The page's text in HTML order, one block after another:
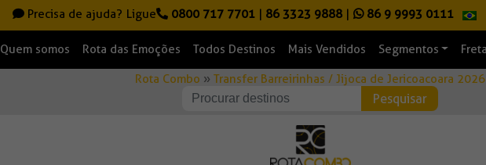
Precisa de ajuda? Ligue 0800 717 7701| 86 3323 9888| 86 9 9993 0111
Quem somos Rota das Emoções Todos Destinos Mais Vendidos Segmentos
Rota Combo » Transfer Barreirinhas / Jijoca de Jericoacoara 2026